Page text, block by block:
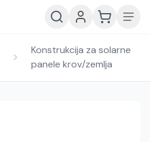
Konstrukcija za solarne
panele krov/zemlja